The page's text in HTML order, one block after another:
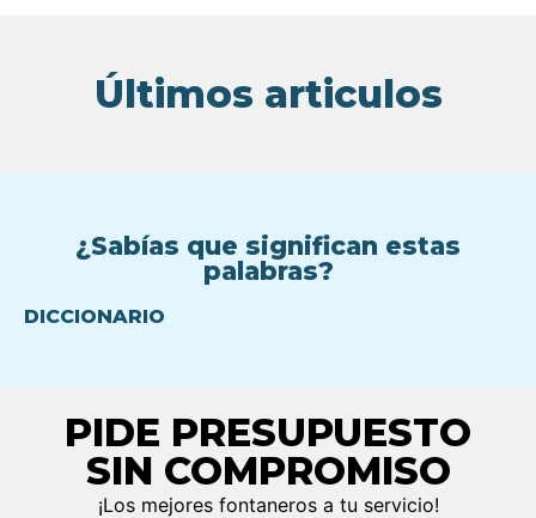
Últimos articulos
¿Sabías que significan estas
palabras?
DICCIONARIO
PIDE PRESUPUESTO
SIN COMPROMISO
¡Los mejores fontaneros a tu servicio!